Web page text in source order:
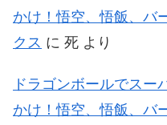
かけ！悟空、悟飯、バ
クス に 死 より
ドラゴンボールでスー
かけ！悟空、悟飯、バ